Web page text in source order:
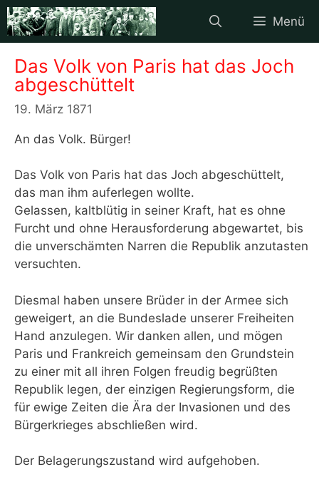
Zum
Inhalt
springen
Menü
Das Volk von Paris hat das Joch
abgeschüttelt
19. März 1871
An das Volk. Bürger!
Das Volk von Paris hat das Joch abgeschüttelt,
das man ihm auferlegen wollte.
Gelassen, kaltblütig in seiner Kraft, hat es ohne
Furcht und ohne Herausforderung abgewartet, bis
die unverschämten Narren die Republik anzutasten
versuchten.
Diesmal haben unsere Brüder in der Armee sich
geweigert, an die Bundeslade unserer Freiheiten
Hand anzulegen. Wir danken allen, und mögen
Paris und Frankreich gemeinsam den Grundstein
zu einer mit all ihren Folgen freudig begrüßten
Republik legen, der einzigen Regierungsform, die
für ewige Zeiten die Ära der Invasionen und des
Bürgerkrieges abschließen wird.
Der Belagerungszustand wird aufgehoben.